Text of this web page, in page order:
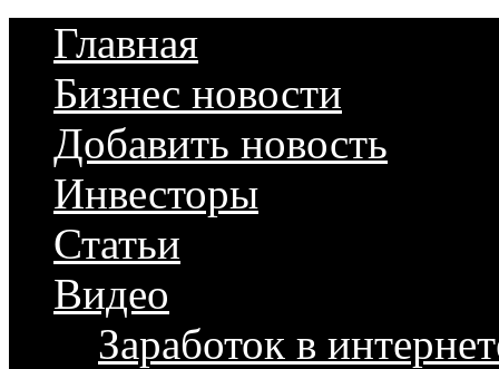
Главная
Бизнес новости
Добавить новость
Инвесторы
Статьи
Видео
Заработок в